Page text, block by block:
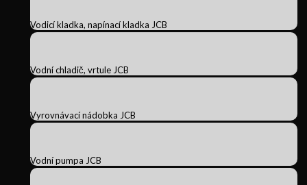
Vodicí kladka, napínací kladka JCB
Vodní chladič, vrtule JCB
Vyrovnávací nádobka JCB
Vodní pumpa JCB